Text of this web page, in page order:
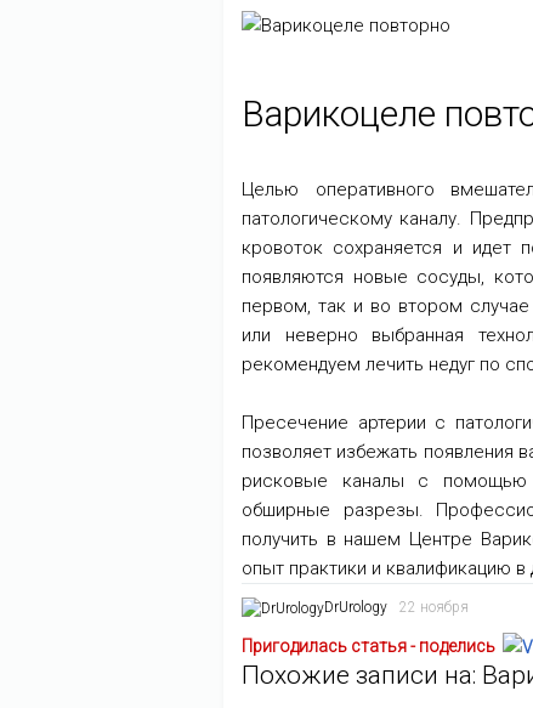
Варикоцеле
Целью оперативного
патологическому каналу.
кровоток сохраняется и идет
появляются новые сосуды,
первом, так и во втором случае
или неверно выбранная
рекомендуем лечить недуг по
Пресечение артерии с
позволяет избежать появления
рисковые каналы с помощью
обширные разрезы.
получить в нашем Центре
опыт практики и квалификацию в
DrUrology 22 ноября
Пригодилась статья - поделись
Похожие записи на: